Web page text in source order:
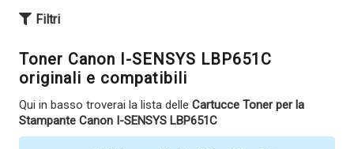
Filtri
Toner Canon I-SENSYS LBP651C
originali e compatibili
Qui in basso troverai la lista delle Cartucce Toner per la
Stampante Canon I-SENSYS LBP651C